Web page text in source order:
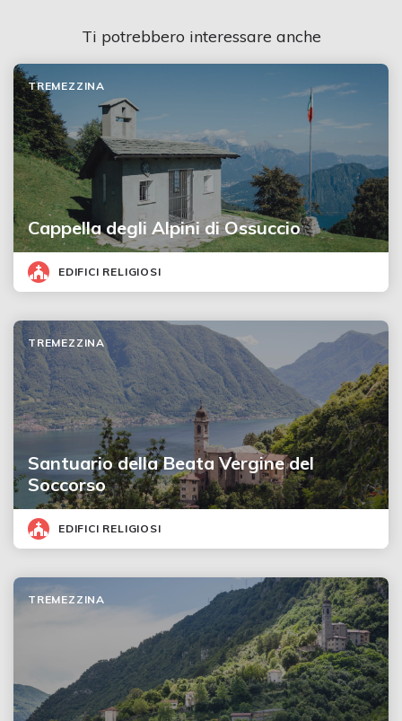
Ti potrebbero interessare anche
Cappella degli Alpini di Ossuccio
TREMEZZINA
EDIFICI RELIGIOSI
Santuario della Beata Vergine del
Soccorso
TREMEZZINA
EDIFICI RELIGIOSI
TREMEZZINA